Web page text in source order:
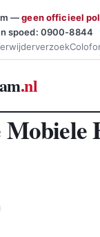
—geen officieel
spoed: 0900-8844
.nl